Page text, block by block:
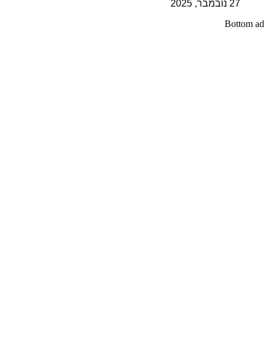
27 נובמבר, 2025
Bottom ad